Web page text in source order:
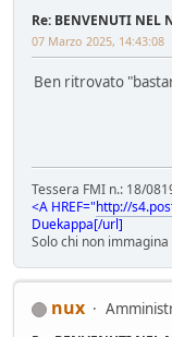
Re: BENVENUTI NEL
07 Marzo 2025, 14:43:08
Ben ritrovato
Tessera FMI n.: 18/
<A HREF="http://
Duekappa[/url]
Solo chi non
nux